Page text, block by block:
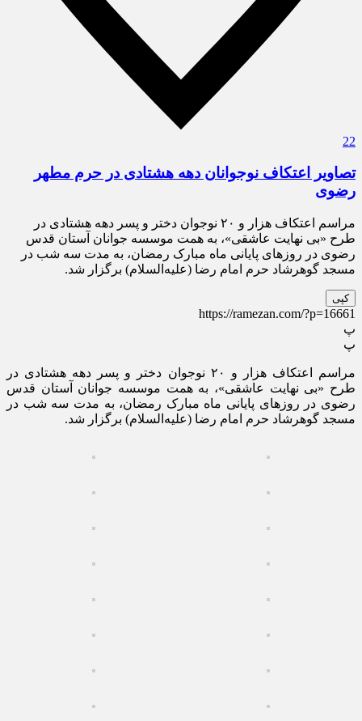
22
تصاویر اعتکاف نوجوانان دهه هشتادی در حرم مطهر
رضوی
مراسم اعتکاف هزار و ۲۰ نوجوان دختر و پسر دهه هشتادی در
طرح «بی نهایت عاشقی»، به همت موسسه جوانان آستان قدس
رضوی در روز‌های پایانی ماه مبارک رمضان، به مدت سه شب در
مسجد گوهرشاد حرم امام رضا (علیه‌السلام) برگزار شد.
کپی
https://ramezan.com/?p=16661
پ
پ
مراسم اعتکاف هزار و ۲۰ نوجوان دختر و پسر دهه هشتادی در
طرح «بی نهایت عاشقی»، به همت موسسه جوانان آستان قدس
رضوی در روز‌های پایانی ماه مبارک رمضان، به مدت سه شب در
مسجد گوهرشاد حرم امام رضا (علیه‌السلام) برگزار شد.